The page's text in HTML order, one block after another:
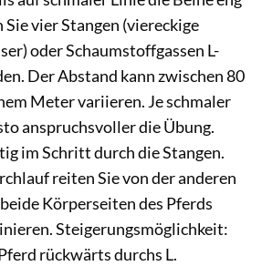
Sie vier Stangen (viereckige
oder Schaumstoffgassen L-
Der Abstand kann zwischen 80
Meter variieren. Je schmaler
anspruchsvoller die Übung.
im Schritt durch die Stangen.
reiten Sie von der anderen
Körperseiten des Pferds
Steigerungsmöglichkeit:
rückwärts durchs L.